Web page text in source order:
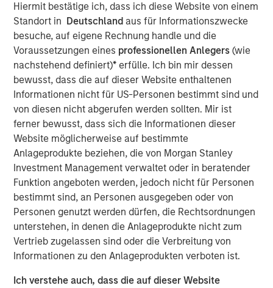
Hiermit bestätige ich, dass ich diese Website von einem
Standort in Deutschland aus für Informationszwecke
besuche, auf eigene Rechnung handle und die
Voraussetzungen eines professionellen Anlegers(wie
nachstehend definiert)* erfülle. Ich bin mir dessen
bewusst, dass die auf dieser Website enthaltenen
Informationen nicht für US-Personen bestimmt sind und
von diesen nicht abgerufen werden sollten. Mir ist
ferner bewusst, dass sich die Informationen dieser
Website möglicherweise auf bestimmte
Anlageprodukte beziehen, die von Morgan Stanley
Investment Management verwaltet oder in beratender
Funktion angeboten werden, jedoch nicht für Personen
bestimmt sind, an Personen ausgegeben oder von
Personen genutzt werden dürfen, die Rechtsordnungen
unterstehen, in denen die Anlageprodukte nicht zum
Vertrieb zugelassen sind oder die Verbreitung von
Informationen zu den Anlageprodukten verboten ist.
Ich verstehe auch, dass die auf dieser Website
natural gas properties in the western Anadarko Basin of
Texas and Oklahoma and to support the growth of the
Company's exploration and production (“E&P”) business
in the United States.
Presidio Petroleum is a leading oil and gas efficiency
company founded by Chris Hammack and Will Ulrich to
acquire, operate, and optimize producing oil and gas
properties through best-in-class operations and targeted
development of proved reserves in established U.S.
onshore basins. The partnership with MSEP provides the
Company with additional resources to potentially expand
Presidio Petroleum's asset base in support of its
operationally-focused strategy. Messrs, Hammack and
Ulrich have a successful operating track record spanning
multiple E&P companies prior to the establishment of
Presidio Petroleum and lead a talented executive team
with significant technical and operational expertise.
Chris Hammack, Co-Founder and Co-Chief Executive